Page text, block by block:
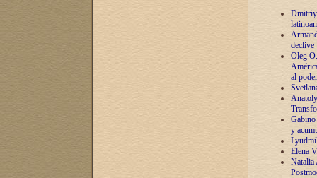
Dmitriy
declive
Oleg
al poder
y
Elena
Natalia